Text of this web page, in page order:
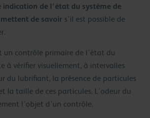
indication de l’état du système de
de savoir s’il est possible de
un contrôle primaire de l’état du
à vérifier visuellement, à intervalles
du lubrifiant, la présence de particules
la taille de ces particules. L’odeur du
l’objet d’un contrôle.